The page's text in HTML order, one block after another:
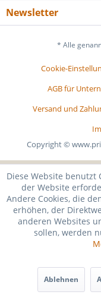
Newsletter
* Alle
Cookie-
AGB für
Versand und
Copyright ©
Diese Website benutzt
der Website
Andere Cookies, die
erhöhen, der
anderen Websites
sollen, werden
Ablehnen